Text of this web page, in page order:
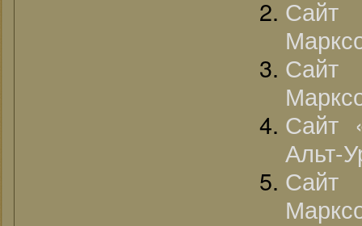
Сайт
Сайт
Сайт
Альт-